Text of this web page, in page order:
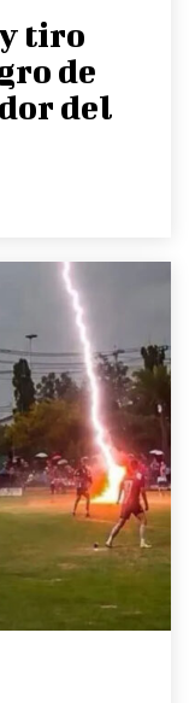
tiro
de
del